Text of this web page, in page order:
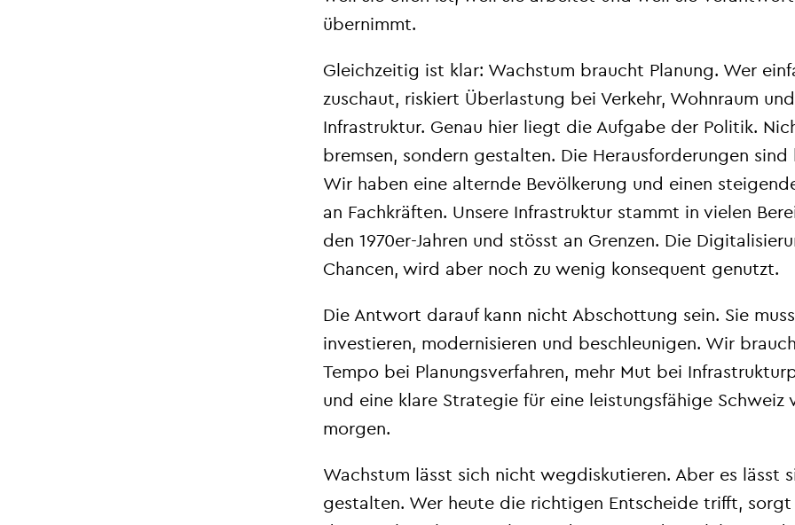
übernimmt.
Gleichzeitig ist klar: Wachstum braucht Planung. Wer
zuschaut, riskiert Überlastung bei Verkehr, Wohnraum und
Infrastruktur. Genau hier liegt die Aufgabe der Politik.
bremsen, sondern gestalten. Die Herausforderungen sind
Wir haben eine alternde Bevölkerung und einen
an Fachkräften. Unsere Infrastruktur stammt in vielen
den 1970er-Jahren und stösst an Grenzen. Die
Chancen, wird aber noch zu wenig konsequent genutzt.
Die Antwort darauf kann nicht Abschottung sein. Sie
investieren, modernisieren und beschleunigen. Wir
Tempo bei Planungsverfahren, mehr Mut bei
und eine klare Strategie für eine leistungsfähige Schweiz
morgen.
Wachstum lässt sich nicht wegdiskutieren. Aber es lässt
gestalten. Wer heute die richtigen Entscheide trifft, sorgt